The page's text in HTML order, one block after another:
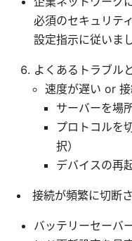
必須のセキュリテ
設定指示に従いまし
よくあるトラブル
速度が遅い or
サーバーを場
プロトコルを
択）
デバイスの再
接続が頻繁に切断
バッテリーセーバ